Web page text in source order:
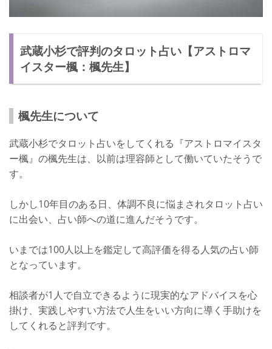
武蔵小杉で評判のタロット占い【アストロマ
イスター楓：楓先生】
楓先生について
武蔵小杉でタロット占いをしてくれる『アストロマイスタ
ー楓』の楓先生は、以前は理容師として働いていたそうで
す。
しかし10年目のある日、体調不良に悩まされタロット占い
に出会い、占い師への道に進んだそうです。
いまでは100人以上を鑑定して高評価を得る人気の占い師
となっています。
相談者が1人で自立できるように現実的なアドバイスを心
掛け、実践しやすい方法で人生をいい方向に導く手助けを
してくれると評判です。